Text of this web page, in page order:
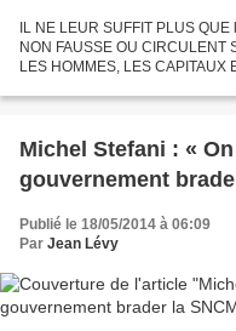
IL NE LEUR SUFFIT PLUS
NON FAUSSE OU CIRCULENT
LES HOMMES, LES CAPITAUX
ATLANTIQUE...
Michel Stefani : «
gouvernement
Publié le 18/05/2014 à 06:09
Par Jean Lévy